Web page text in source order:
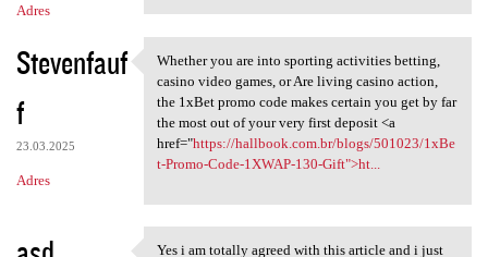
Adres
Stevenfauf
f
23.03.2025
Adres
Whether you are into sporting
Whether you are into sporting activities betting,
casino video games, or Are living casino action,
the 1xBet promo code makes certain you get by far
the most out of your very first deposit <a
href="https://hallbook.com.br/blogs/501023/1xBe
t-Promo-Code-1XWAP-130-Gift">ht...
Yes i am totally agreed with this article and i just